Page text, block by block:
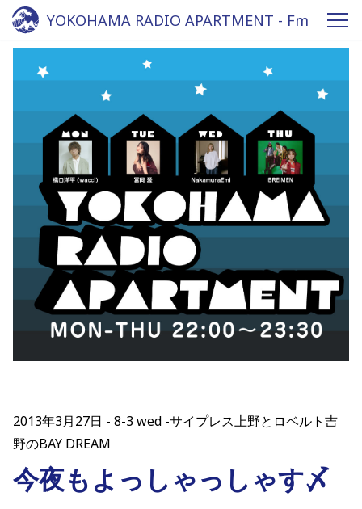
YOKOHAMA RADIO APARTMENT - Fm
yokohama 84.7
2013年3月27日
8-3 wed -サイプレス上野とロベルト吉
野のBAY DREAM
今夜もよっしゃっしゃす〆